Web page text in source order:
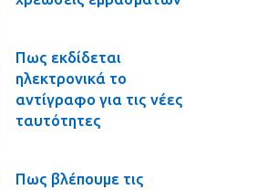
Πως εκδίδεται
ηλεκτρονικά το
αντίγραφο για τις νέες
ταυτότητες
Πως βλέπουμε τις